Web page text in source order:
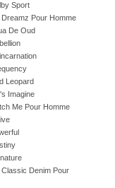
Sport
Pour Homme
De Oud
Leopard
Imagine
Me Pour Homme
Denim Pour